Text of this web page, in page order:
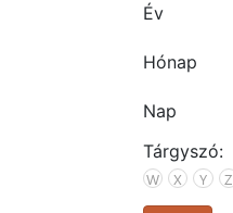
Év
Hónap
Nap
Tárgyszó:
W
X Y Z